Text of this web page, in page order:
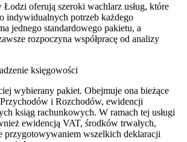
oferują szeroki wachlarz usług, które
indywidualnych potrzeb każdego
jednego standardowego pakietu, a
rozpoczyna współpracę od analizy
księgowości
wybierany pakiet. Obejmuje ona bieżące
i Rozchodów, ewidencji
ksiąg rachunkowych. W ramach tej usługi
ewidencją VAT, środków trwałych,
przygotowywaniem wszelkich deklaracji